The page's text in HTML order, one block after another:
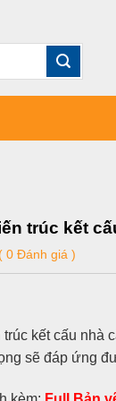
trúc kết
0 Đánh giá )
trúc kết cấu
sẽ đáp ứng